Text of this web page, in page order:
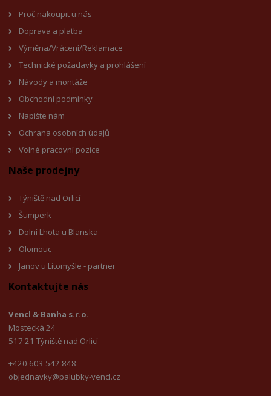
Proč nakoupit u nás
Doprava a platba
Výměna/Vrácení/Reklamace
Technické požadavky a prohlášení
Návody a montáže
Obchodní podmínky
Napište nám
Ochrana osobních údajů
Volné pracovní pozice
Naše prodejny
Týniště nad Orlicí
Šumperk
Dolní Lhota u Blanska
Olomouc
Janov u Litomyšle - partner
Kontaktujte nás
Vencl & Banha s.r.o.
Mostecká 24
517 21 Týniště nad Orlicí
+420 603 542 848
objednavky@palubky-vencl.cz